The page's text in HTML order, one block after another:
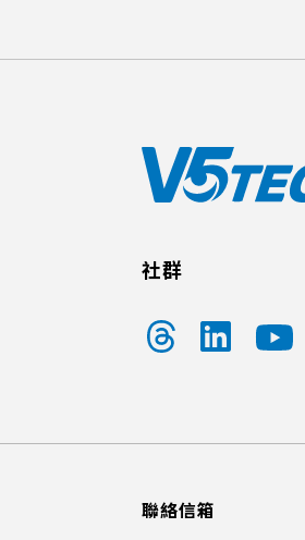
社群
聯絡信箱